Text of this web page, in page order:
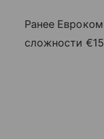
Ранее
сложности